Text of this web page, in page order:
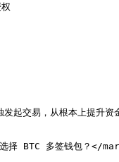
起交易，从根本上提升资
BTC 多签钱包？</